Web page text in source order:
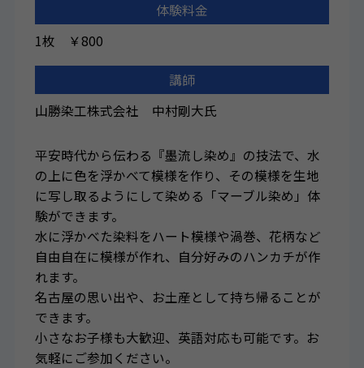
体験料金
1枚 ￥800
講師
山勝染工株式会社 中村剛大氏
平安時代から伝わる『墨流し染め』の技法で、水
の上に色を浮かべて模様を作り、その模様を生地
に写し取るようにして染める「マーブル染め」体
験ができます。
水に浮かべた染料をハート模様や渦巻、花柄など
自由自在に模様が作れ、自分好みのハンカチが作
れます。
名古屋の思い出や、お土産として持ち帰ることが
できます。
小さなお子様も大歓迎、英語対応も可能です。お
気軽にご参加ください。